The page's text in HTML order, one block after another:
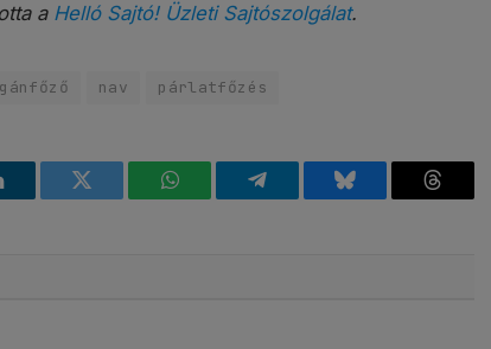
a Helló Sajtó! Üzleti Sajtószolgálat.
nav párlatfőzés
Twitter WhatsAppTelegram Bluesky Threads